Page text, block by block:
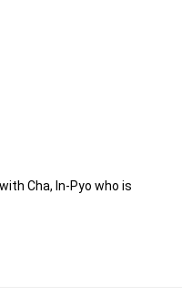
Cha, In-Pyo who is